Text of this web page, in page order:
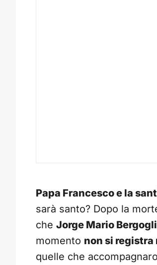
Papa Francesco e la
sarà santo? Dopo la
che Jorge Mario
momento non si
quelle che